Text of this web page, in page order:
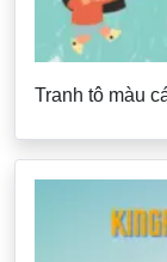
Tranh tô màu